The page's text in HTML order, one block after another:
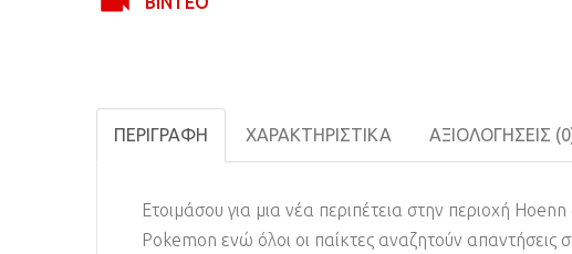
ΠΕΡΙΓΡΑΦΉ ΧΑΡΑΚΤΗΡΙΣΤΙΚΆ ΑΞΙΟΛΟΓΉΣΕΙΣ
Ετοιμάσου για μια νέα περιπέτεια στην περιοχή Hoenn
Pokemon ενώ όλοι οι παίκτες αναζητούν